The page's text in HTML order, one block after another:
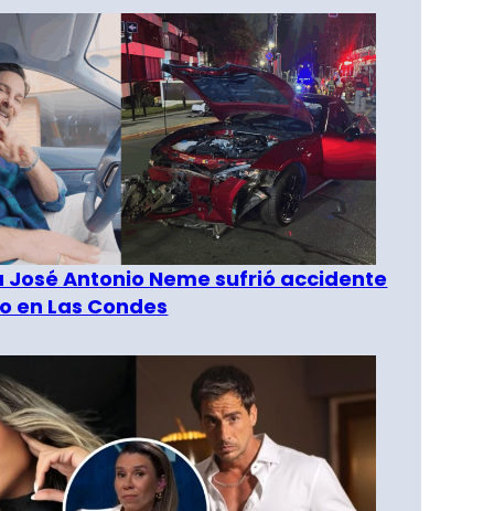
José Antonio Neme sufrió accidente
en Las Condes